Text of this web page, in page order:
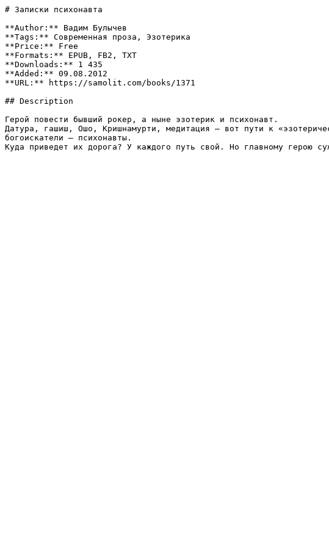
# Записки психонавта
**Author:** Вадим Булычев
**Tags:** Современная проза, Эзотерика
**Price:** Free
**Formats:** EPUB, FB2, TXT
**Downloads:** 1 435
**Added:** 09.08.2012
**URL:** https://samolit.com/books/1371
## Description
Герой повести бывший рокер, а ныне эзотерик и психонавт.
Датура, гашиш, Ошо, Кришнамурти, медитация – вот пути к
богоискатели – психонавты.
Куда приведет их дорога? У каждого путь свой. Но главному герою